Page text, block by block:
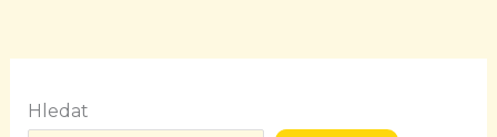
Hledat